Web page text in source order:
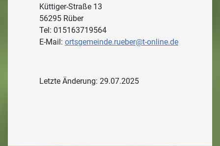
Küttiger-Straße 13
56295 Rüber
Tel: 015163719564
E-Mail: ortsgemeinde.rueber@t-online.de
Letzte Änderung: 29.07.2025